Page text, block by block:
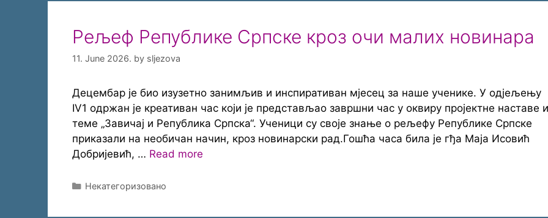
Рељеф Републике Српске кроз очи малих новинара
11. June 2026. by sljezova
Децембар је био изузетно занимљив и инспиративан мјесец за наше ученике. У одјељењу
IV1 одржан је креативан час који је представљао завршни час у оквиру пројектне наставе
теме „Завичај и Република Српска“. Ученици су своје знање о рељефу Републике Српске
приказали на необичан начин, кроз новинарски рад.Гошћа часа била је гђа Маја Исовић
Добријевић, … Read more
Categories
Некатегоризовано